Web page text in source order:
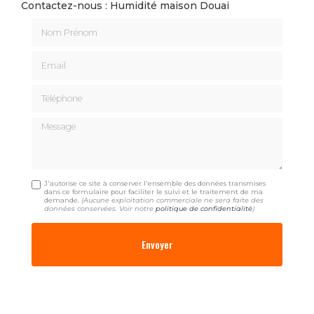
Contactez-nous : Humidité maison Douai
Message
J'autorise ce site à conserver l'ensemble des données transmises
dans ce formulaire pour faciliter le suivi et le traitement de ma
demande. (Aucune exploitation commerciale ne sera faite des
données conservées. Voir notrepolitique de confidentialité)